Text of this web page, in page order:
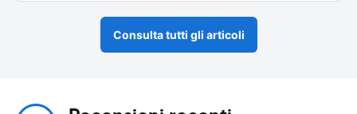
Consulta tutti gli articoli